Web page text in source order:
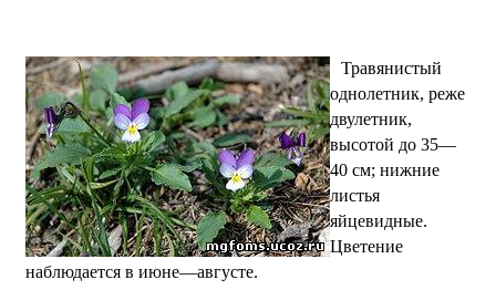
Травянистый
однолетник, реже
двулетник,
высотой до 35—
40 см; нижние
листья
яйцевидные.
Цветение
наблюдается в июне—августе.